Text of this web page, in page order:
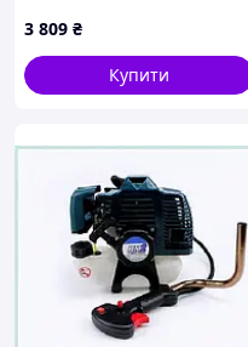
АКБ і ЗП) + БЕЗКОШТОВНА
3 809 ₴
Купити